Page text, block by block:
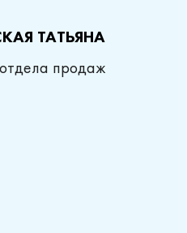
ТАТЬЯНА
продаж